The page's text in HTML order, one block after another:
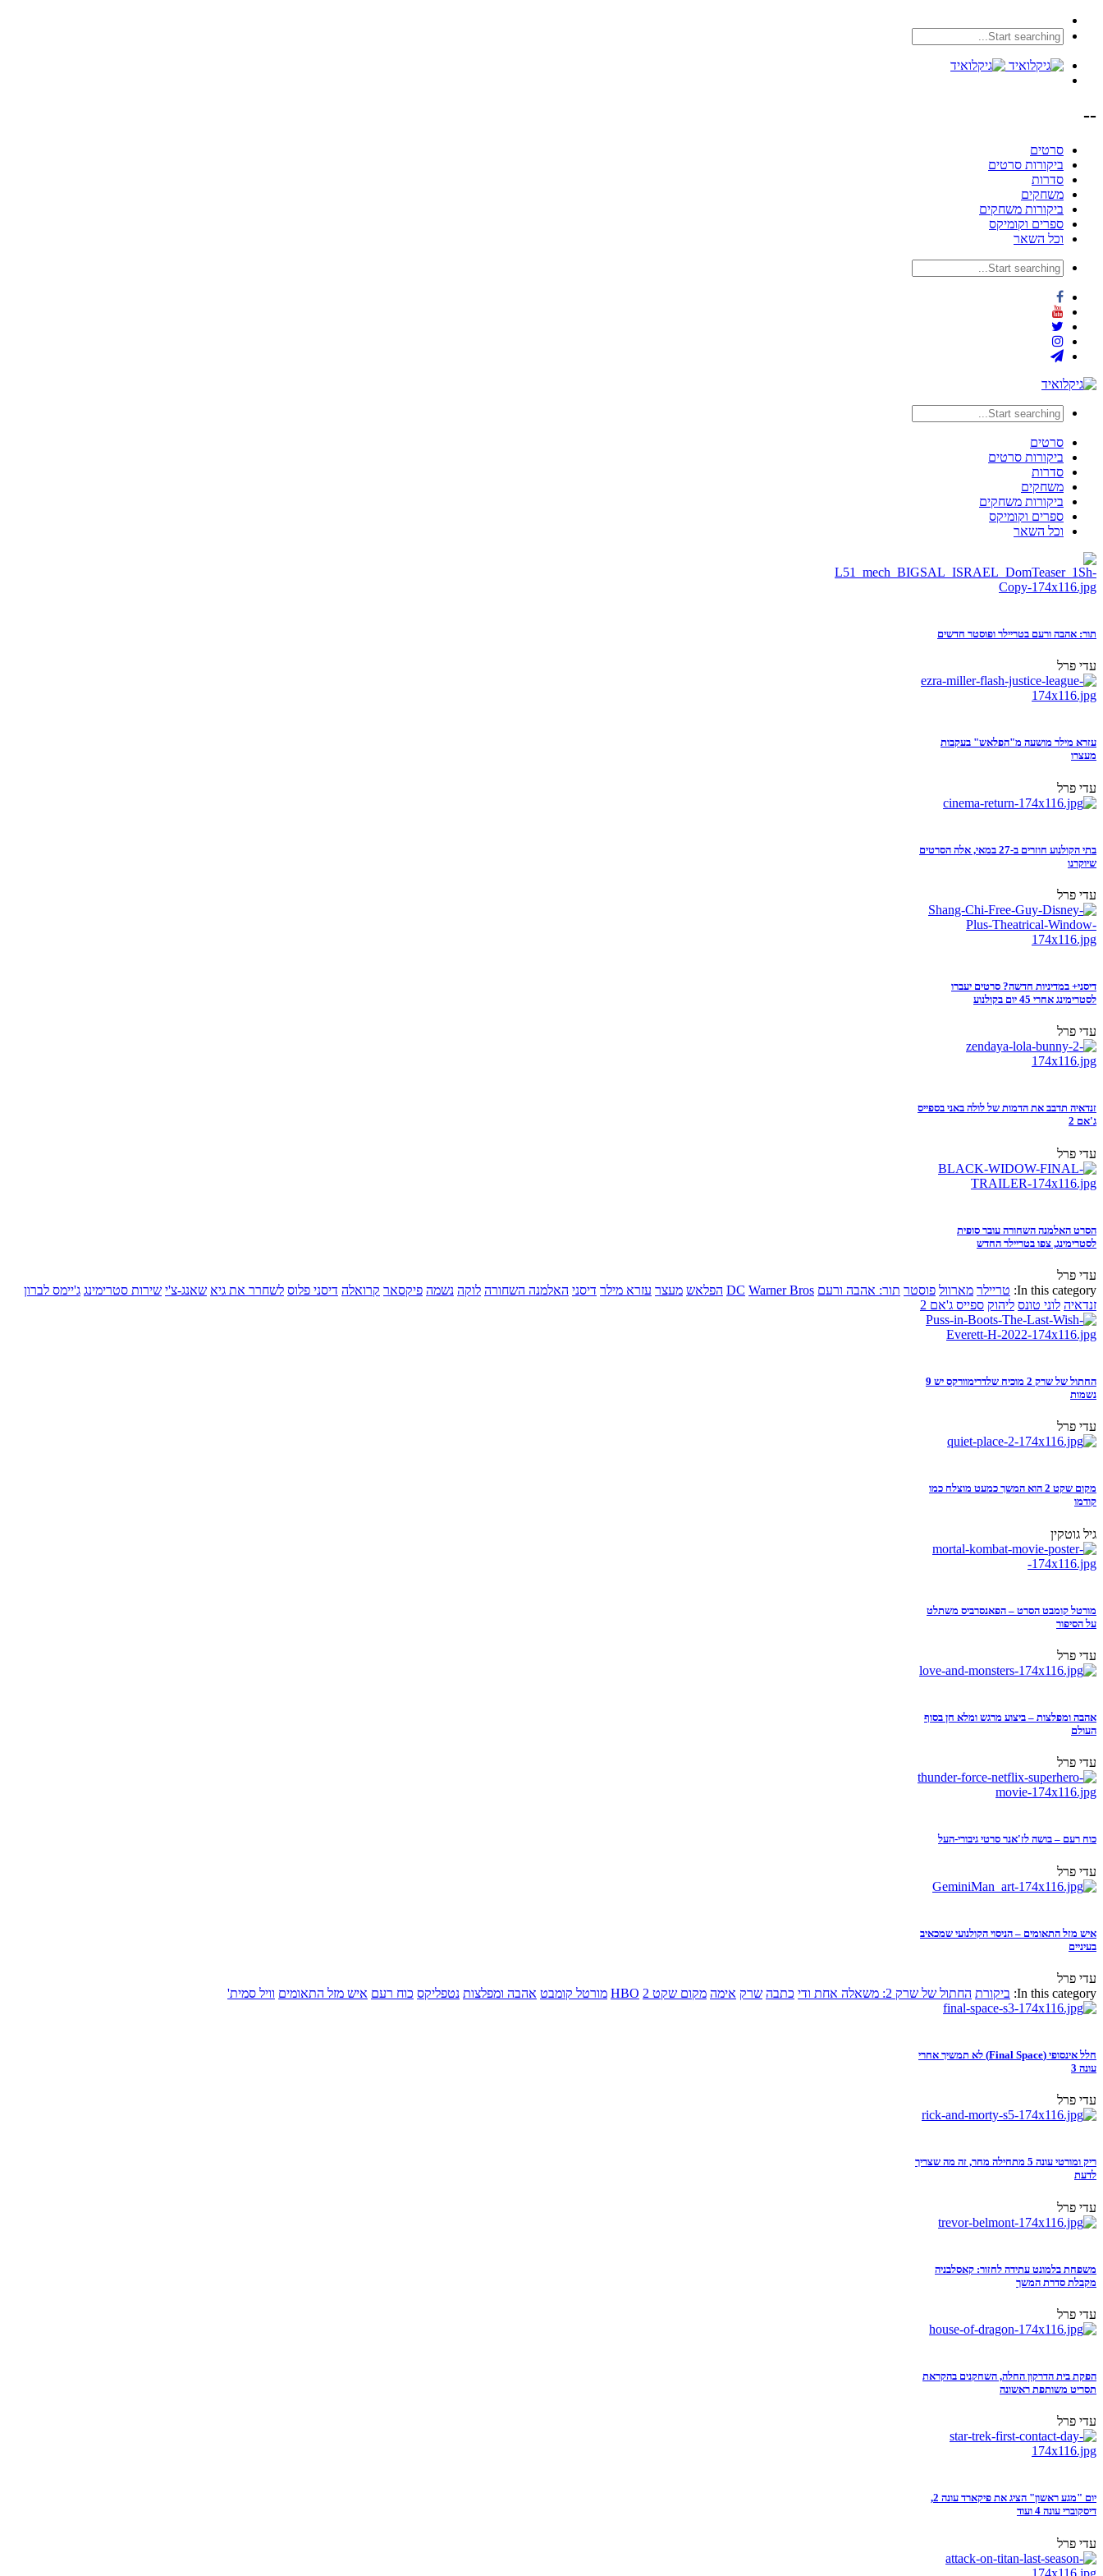
--
סרטים
ביקורות סרטים
סדרות
משחקים
ביקורות משחקים
ספרים וקומיקס
וכל השאר
סרטים
ביקורות סרטים
סדרות
משחקים
ביקורות משחקים
ספרים וקומיקס
וכל השאר
תור: אהבה ורעם בטריילר ופוסטר חדשים
עדי פרל
עזרא מילר מושעה מ"הפלאש" בעקבות
מעצרו
עדי פרל
בתי הקולנוע חוזרים ב-27 במאי, אלה הסרטים
שיוקרנו
עדי פרל
דיסני+ במדיניות חדשה? סרטים יעברו
לסטרימינג אחרי 45 יום בקולנוע
עדי פרל
זנדאיה תדבב את הדמות של לולה באני בספייס
ג'אם 2
עדי פרל
הסרט האלמנה השחורה עובר סופית
לסטרימינג, צפו בטריילר החדש
עדי פרל
In this category: טריילר מארוול פוסטר תור: אהבה ורעם DC Warner Bros הפלאש מעצר עזרא מילר דיסני האלמנה השחורה לוקה נשמה פיקסאר קרואלה דיסני פלוס לשחרר את גיא שאנג-צ'י שירות סטרימינג ג'יימס לברון
זנדאיה לוני טונס ליהוק ספייס ג'אם 2
החתול של שרק 2 מוכיח שלדרימוורקס יש 9
נשמות
עדי פרל
מקום שקט 2 הוא המשך כמעט מוצלח כמו
קודמו
גיל גוטקין
מורטל קומבט הסרט – הפאנסרביס משתלט
על הסיפור
עדי פרל
אהבה ומפלצות – ביצוע מרגש ומלא חן בסוף
העולם
עדי פרל
כוח רעם – בושה לז'אנר סרטי גיבורי-העל
עדי פרל
איש מזל התאומים – הניסוי הקולנועי שמכאיב
בעיניים
עדי פרל
In this category: ביקורת החתול של שרק 2: משאלה אחת ודי כתבה שרק אימה מקום שקט 2 HBO מורטל קומבט אהבה ומפלצות נטפליקס כוח רעם איש מזל התאומים וויל סמית'
חלל אינסופי (Final Space) לא תמשיך אחרי
עונה 3
עדי פרל
ריק ומורטי עונה 5 מתחילה מחר, זה מה שצריך
לדעת
עדי פרל
משפחת בלמונט עתידה לחזור: קאסלבניה
מקבלת סדרת המשך
עדי פרל
הפקת בית הדרקון החלה, השחקנים בהקראת
תסריט משותפת ראשונה
עדי פרל
יום "מגע ראשון" הציג את פיקארד עונה 2,
דיסקוברי עונה 4 ועוד
עדי פרל